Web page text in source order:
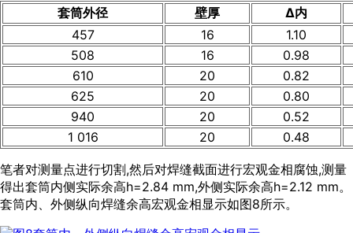
套筒外径
壁厚
Δ内
457
16
1.10
508
16
0.98
610
20
0.82
625
20
0.80
940
20
0.52
1 016
20 0.48
笔者对测量点进行切割,然后对焊缝截面进行宏观金相腐蚀,测量
得出套筒内侧实际余高h=2.84 mm,外侧实际余高h=2.12 mm。
套筒内、外侧纵向焊缝余高宏观金相显示如图8所示。